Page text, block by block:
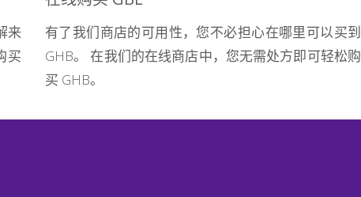
来
买
有了我们商店的可用性，您不必担心在哪里可以买到
GHB。 在我们的在线商店中，您无需处方即可轻松购
买 GHB。